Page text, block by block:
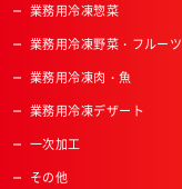
業務用冷凍惣菜
業務用冷凍野菜・フルーツ
業務用冷凍肉・魚
業務用冷凍デザート
一次加工
その他